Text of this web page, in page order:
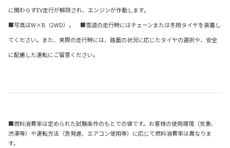
に関わらずEV走行が解除され、エンジンが作動します。
■写真はW×B（2WD）。 ■雪道の走行時にはチェーンまたは冬用タイヤを装着し
てください。また、実際の走行時には、路面の状況に応じたタイヤの選択や、安全
に配慮した運転にご留意ください。
■燃料消費率は定められた試験条件のもとでの値です。お客様の使用環境（気象、
渋滞等）や運転方法（急発進、エアコン使用等）に応じて燃料消費率は異なりま
す。